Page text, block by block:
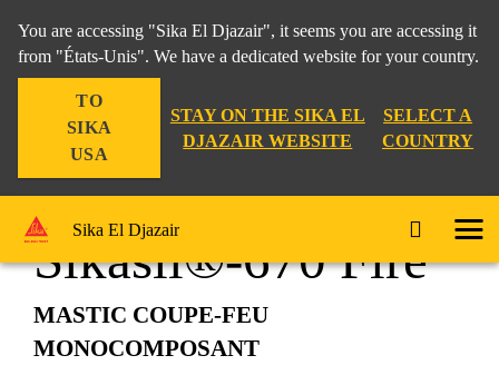
You are accessing "Sika El Djazair", it seems you are accessing it
from "États-Unis". We have a dedicated website for your country.
TO
SIKA
USA
STAY ON THE SIKA EL
DJAZAIR WEBSITE
SELECT A
COUNTRY
Sika El Djazair
Construction Protection anti-feu Sikasil®-670 Fire
Sikasil®-670 Fire
MASTIC COUPE-FEU
MONOCOMPOSANT